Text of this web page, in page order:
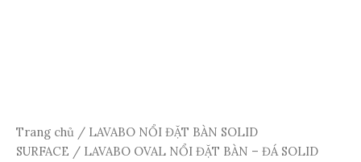
Trang chủ / LAVABO NỔI ĐẶT BÀN SOLID
SURFACE / LAVABO OVAL NỔI ĐẶT BÀN – ĐÁ SOLID